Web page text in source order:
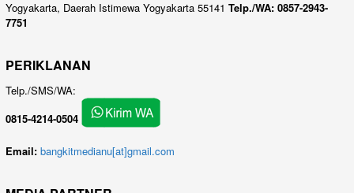
Yogyakarta, Daerah Istimewa Yogyakarta 55141 Telp./WA: 0857-2943-
7751
PERIKLANAN
Telp./SMS/WA:
0815-4214-0504
Email: bangkitmedianu[at]gmail.com